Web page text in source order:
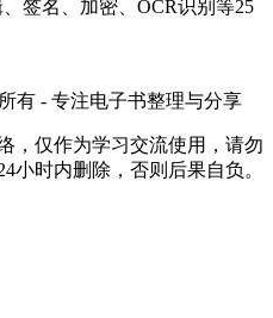
签名、加密、OCR识别等25
有 - 专注电子书整理与分享
，仅作为学习交流使用，请勿
小时内删除，否则后果自负。